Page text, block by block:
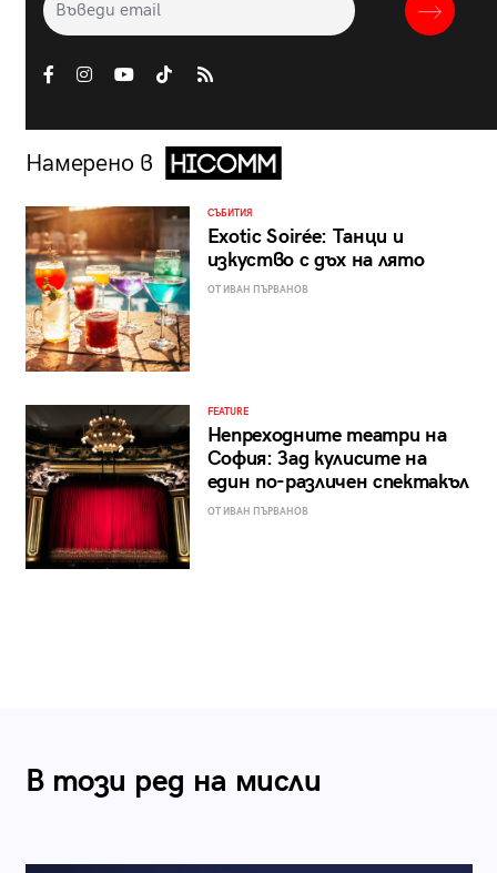
Намерено в
СЪБИТИЯ
Exotic Soirée: Танци и
изкуство с дъх на лято
ОТ ИВАН ПЪРВАНОВ
FEATURE
Непреходните театри на
София: Зад кулисите на
един по-различен спектакъл
ОТ ИВАН ПЪРВАНОВ
В този ред на мисли